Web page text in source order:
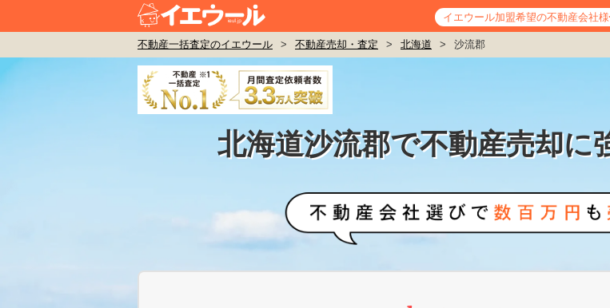
イエウール加盟希望の不動産会社様
不動産一括査定のイエウール > 不動産売却・査定 > 北海道 > 沙流郡
北海道沙流郡で不動産売却に